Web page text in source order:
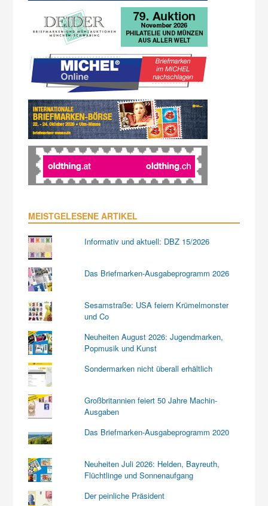
MEISTGELESENE ARTIKEL
Informativ und aktuell: DBZ 15/2026
Das Briefmarken-Ausgabeprogramm 2026
Sesamstraße: USA feiern Krümelmonster
und Co
Neuheiten August 2026: Jugendmarken,
Popmusik und Kunst
Sondermarken nicht überall erhältlich
Großbritannien feiert 50 Jahre Machin-
Ausgaben
Das Briefmarken-Ausgabeprogramm 2020
Neuheiten Juli 2026: Helden, Bayreuth,
Flüchtlinge und Sonnenaufgang
Der peinliche Präsident